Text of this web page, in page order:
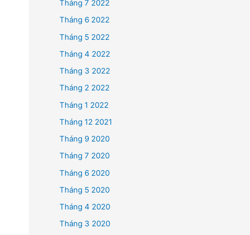
Tháng 7 2022
Tháng 6 2022
Tháng 5 2022
Tháng 4 2022
Tháng 3 2022
Tháng 2 2022
Tháng 1 2022
Tháng 12 2021
Tháng 9 2020
Tháng 7 2020
Tháng 6 2020
Tháng 5 2020
Tháng 4 2020
Tháng 3 2020